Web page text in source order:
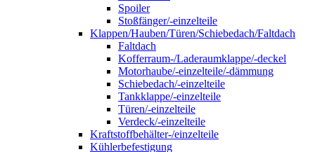
Spoiler
Stoßfänger/-einzelteile
Klappen/Hauben/Türen/Schiebedach/Faltdach
Faltdach
Kofferraum-/Laderaumklappe/-deckel
Motorhaube/-einzelteile/-dämmung
Schiebedach/-einzelteile
Tankklappe/-einzelteile
Türen/-einzelteile
Verdeck/-einzelteile
Kraftstoffbehälter-/einzelteile
Kühlerbefestigung